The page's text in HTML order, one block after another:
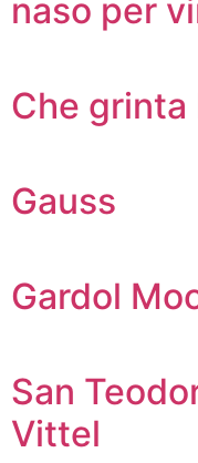
naso per
Che grinta
Gauss
Gardol
San
Vittel